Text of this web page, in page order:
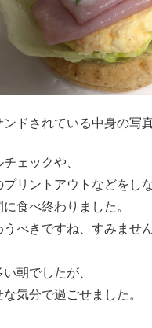
ドされている中身の写真
ェックや、
リントアウトなどをしな
食べ終わりました。
うべきですね、すみません
朝でしたが、
気分で過ごせました。